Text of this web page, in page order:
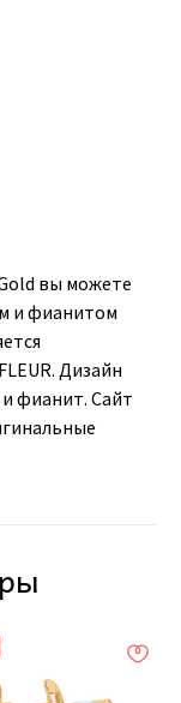
вы можете
и фианитом
Дизайн
фианит. Сайт